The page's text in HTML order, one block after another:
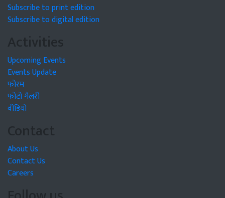
Subscribe to print edition
Subscribe to digital edition
Activities
Upcoming Events
Events Update
फोरम
फोटो गैलरी
वीडियो
Contact
About Us
Contact Us
Careers